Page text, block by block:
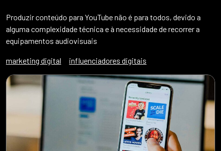
Produzir conteúdo para YouTube não é para todos, devido a
alguma complexidade técnica e à necessidade de recorrer a
equipamentos audiovisuais
marketing digital influenciadores digitais